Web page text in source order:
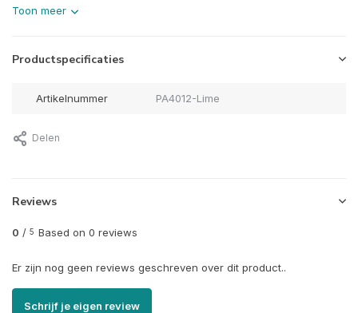
Toon meer
Productspecificaties
Artikelnummer PA4012-Lime
Delen
Reviews
0 / 5 Based on 0 reviews
Er zijn nog geen reviews geschreven over dit product..
Schrijf je eigen review